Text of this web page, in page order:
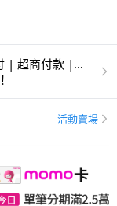
| 超商付款 |
活動賣場